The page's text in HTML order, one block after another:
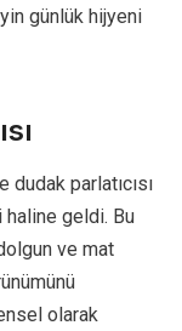
günlük hijyeni
parlatıcısı
haline geldi. Bu
ve mat
olarak